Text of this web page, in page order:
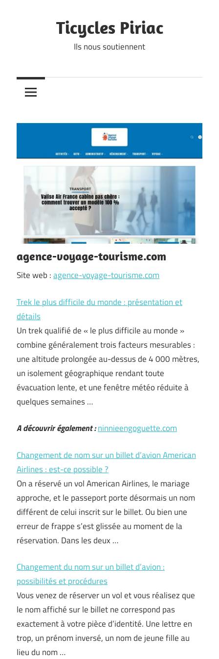
Ticycles Piriac
Ils nous soutiennent
agence-voyage-tourisme.com
Site web :agence-voyage-tourisme.com
Trek le plus difficile du monde : présentation et
détails
Un trek qualifié de « le plus difficile au monde »
combine généralement trois facteurs mesurables :
une altitude prolongée au-dessus de 4 000 mètres,
un isolement géographique rendant toute
évacuation lente, et une fenêtre météo réduite à
quelques semaines …
A découvrir également :ninnieengoguette.com
Changement de nom sur un billet d’avion American
Airlines : est-ce possible ?
On a réservé un vol American Airlines, le mariage
approche, et le passeport porte désormais un nom
différent de celui inscrit sur le billet. Ou bien une
erreur de frappe s’est glissée au moment de la
réservation. Dans les deux …
Changement du nom sur un billet d’avion :
possibilités et procédures
Vous venez de réserver un vol et vous réalisez que
le nom affiché sur le billet ne correspond pas
exactement à votre pièce d’identité. Une lettre en
trop, un prénom inversé, un nom de jeune fille au
lieu du nom …